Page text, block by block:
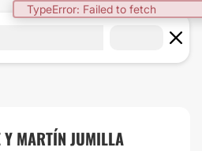
TypeError: Failed to fetch
Y MARTÍN JUMILLA